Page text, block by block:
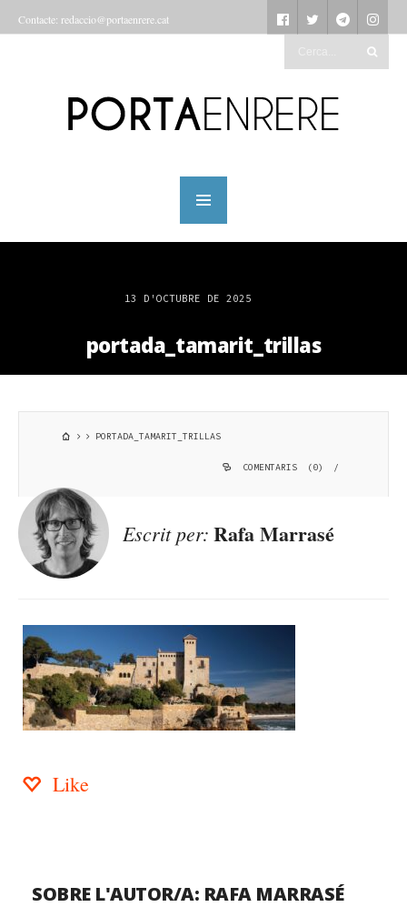
Contacte: redaccio@portaenrere.cat
13 D'OCTUBRE DE 2025
portada_tamarit_trillas
PORTADA_TAMARIT_TRILLAS
COMENTARIS (0) /
Escrit per: Rafa Marrasé
Like
SOBRE L'AUTOR/A: RAFA MARRASÉ